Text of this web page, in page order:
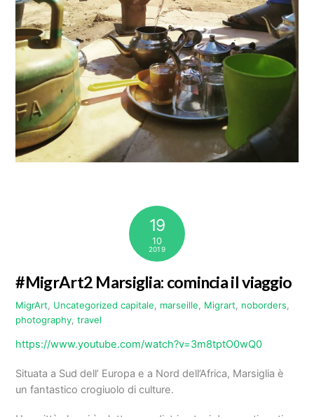
19
10
2019
#MigrArt2 Marsiglia: comincia il viaggio
MigrArt Uncategorized capitale marseille Migrart noborders
photography ,travel
https://www.youtube.com/watch?v=3m8tptO0wQ0
Situata a Sud dell’ Europa e a Nord dell’Africa, Marsiglia è
un fantastico crogiuolo di culture.